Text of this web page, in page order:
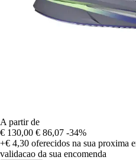
A partir de
€ 130,00 € 86,07 -34%
+€ 4,30 oferecidos na sua proxima
validacao da sua encomenda